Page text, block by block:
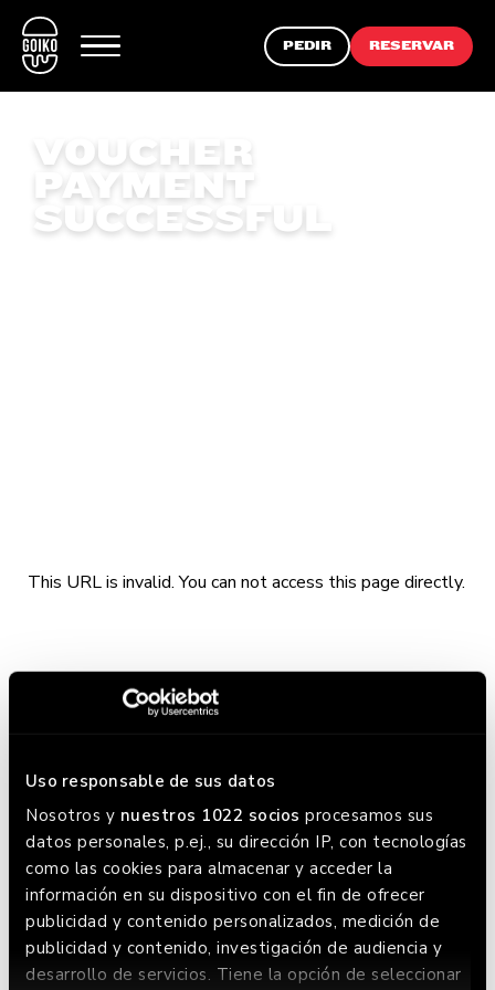
Uso responsable de sus datos
Nosotros y nuestros 1022 socios procesamos sus
datos personales, p.ej., su dirección IP, con tecnologías
como las cookies para almacenar y acceder la
información en su dispositivo con el fin de ofrecer
publicidad y contenido personalizados, medición de
publicidad y contenido, investigación de audiencia y
desarrollo de servicios. Tiene la opción de seleccionar
PEDIR RESERVAR
VOUCHER
PAYMENT
SUCCESSFUL
This URL is invalid. You can not access this page directly.
CARTA